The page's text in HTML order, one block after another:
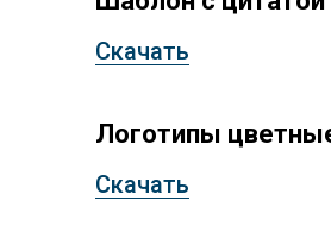
Скачать
Логотипы
Скачать